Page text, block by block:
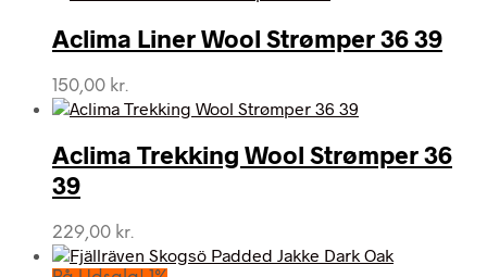
Aclima Liner Wool Strømper 36 39
150,00 kr.
Aclima Trekking Wool Strømper 36
39
229,00 kr.